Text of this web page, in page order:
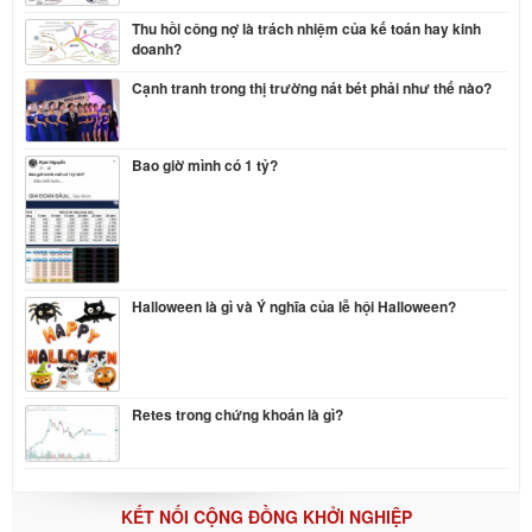
Thu hồi công nợ là trách nhiệm của kế toán hay kinh
doanh?
Cạnh tranh trong thị trường nát bét phải như thế nào?
Bao giờ mình có 1 tỷ?
Halloween là gì và Ý nghĩa của lễ hội Halloween?
Retes trong chứng khoán là gì?
KẾT NỐI CỘNG ĐỒNG KHỞI NGHIỆP